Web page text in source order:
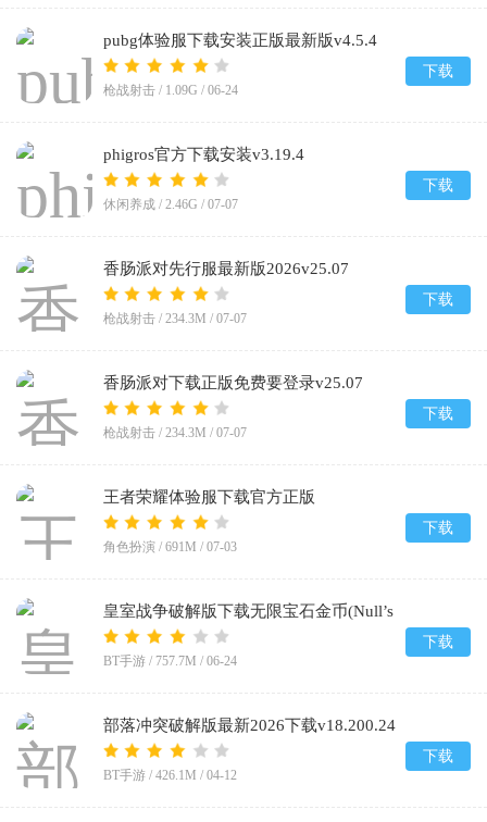
pubg体验服下载安装正版最新版v4.5.4
枪战射击 / 1.09G / 06-24
下载
phigros官方下载安装v3.19.4
休闲养成 / 2.46G / 07-07
下载
香肠派对先行服最新版2026v25.07
枪战射击 / 234.3M / 07-07
下载
香肠派对下载正版免费要登录v25.07
枪战射击 / 234.3M / 07-07
下载
王者荣耀体验服下载官方正版
2026v11.41.1.8
角色扮演 / 691M / 07-03
下载
皇室战争破解版下载无限宝石金币(Null’s
Royale)v14.593.1
BT手游 / 757.7M / 06-24
下载
部落冲突破解版最新2026下载v18.200.24
BT手游 / 426.1M / 04-12
下载